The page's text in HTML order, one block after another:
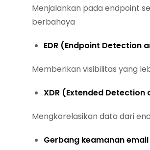
Menjalankan pada endpoint
berbahaya
EDR (Endpoint Detection
Memberikan visibilitas yang
XDR (Extended Detection
Mengkorelasikan data dari
Gerbang keamanan email